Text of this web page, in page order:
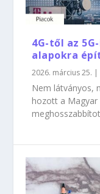
4G-től az
alapokra
2026. március 25. |
Nem látványos,
hozott a Magyar